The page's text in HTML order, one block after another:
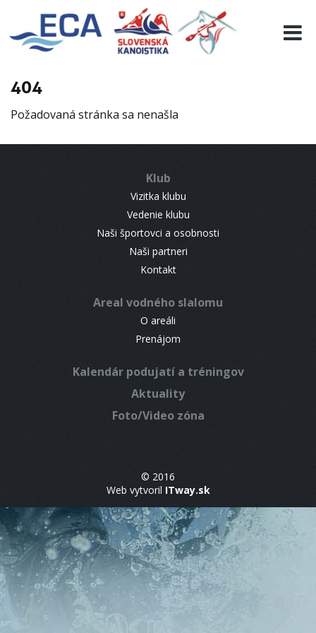
404
Požadovaná stránka sa nenašla
Klub
Vizitka klubu
Vedenie klubu
Naši športovci a osobnosti
Naši partneri
Kontakt
Areal vodného slalomu
O areáli
Prenájom
Kalendár podujatí a tréningov
Aktuality
Foto/Video zóna
© 2016
Web vytvoril ITway.sk
EURO 19
INFO
RESULTS
CONTACT